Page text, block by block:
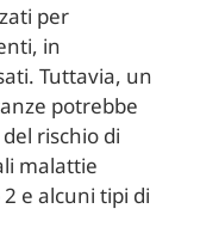
per
in
Tuttavia, un
potrebbe
rischio di
malattie
e alcuni tipi di